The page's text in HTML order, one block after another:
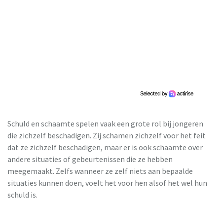
Schuld en schaamte spelen vaak een grote rol bij jongeren
die zichzelf beschadigen. Zij schamen zichzelf voor het feit
dat ze zichzelf beschadigen, maar er is ook schaamte over
andere situaties of gebeurtenissen die ze hebben
meegemaakt. Zelfs wanneer ze zelf niets aan bepaalde
situaties kunnen doen, voelt het voor hen alsof het wel hun
schuld is.